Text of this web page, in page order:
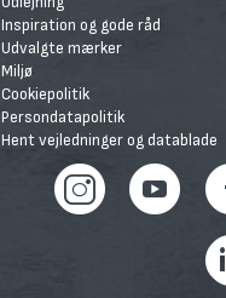
Inspiration og gode råd
Udvalgte mærker
Miljø
Cookiepolitik
Persondatapolitik
Hent vejledninger og datablade